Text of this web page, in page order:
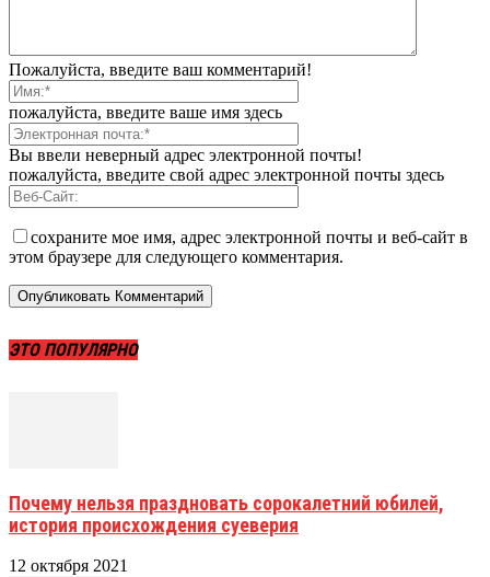
Пожалуйста, введите ваш комментарий!
пожалуйста, введите ваше имя здесь
Вы ввели неверный адрес электронной почты!
пожалуйста, введите свой адрес электронной почты здесь
сохраните мое имя, адрес электронной почты и веб-сайт в
этом браузере для следующего комментария.
ЭТО ПОПУЛЯРНО
Почему нельзя праздновать сорокалетний юбилей,
история происхождения суеверия
12 октября 2021